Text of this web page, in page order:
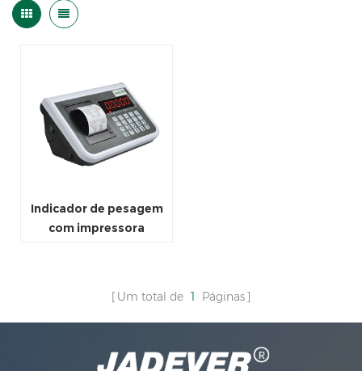
Indicador de pesagem
com impressora
Um total de 1 Páginas